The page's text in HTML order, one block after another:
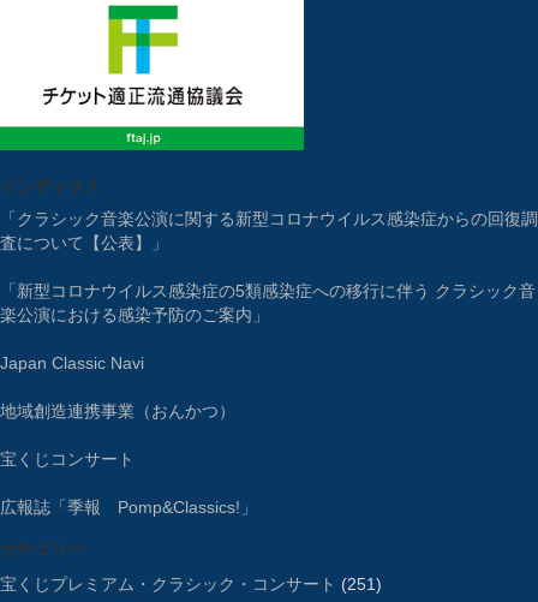
インデックス
「クラシック音楽公演に関する新型コロナウイルス感染症からの回復調
査について【公表】」
「新型コロナウイルス感染症の5類感染症への移行に伴う クラシック音
楽公演における感染予防のご案内」
Japan Classic Navi
地域創造連携事業（おんかつ）
宝くじコンサート
広報誌「季報 Pomp&Classics!」
カテゴリー
宝くじプレミアム・クラシック・コンサート (251)